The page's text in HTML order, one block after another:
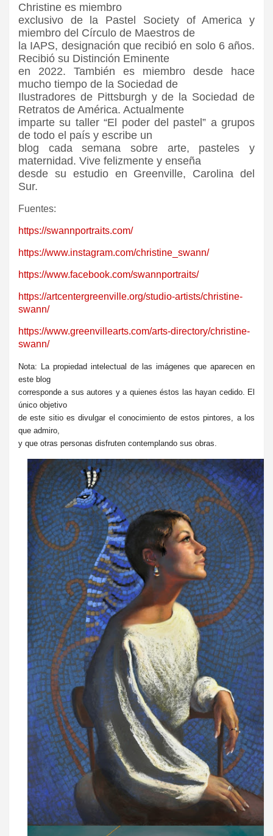
Christine es miembro
exclusivo de la Pastel Society of America y
miembro del Círculo de Maestros de
la IAPS, designación que recibió en solo 6 años.
Recibió su Distinción Eminente
en 2022. También es miembro desde hace
mucho tiempo de la Sociedad de
Ilustradores de Pittsburgh y de la Sociedad de
Retratos de América. Actualmente
imparte su taller “El poder del pastel” a grupos
de todo el país y escribe un
blog cada semana sobre arte, pasteles y
maternidad. Vive felizmente y enseña
desde su estudio en Greenville, Carolina del
Sur.
Fuentes:
https://swannportraits.com/
https://www.instagram.com/christine_swann/
https://www.facebook.com/swannportraits/
https://artcentergreenville.org/studio-artists/christine-
swann/
https://www.greenvillearts.com/arts-directory/christine-
swann/
Nota: La propiedad intelectual de las imágenes que aparecen en
este blog
corresponde a sus autores y a quienes éstos las hayan cedido. El
único objetivo
de este sitio es divulgar el conocimiento de estos pintores, a los
que admiro,
y que otras personas disfruten contemplando sus obras.